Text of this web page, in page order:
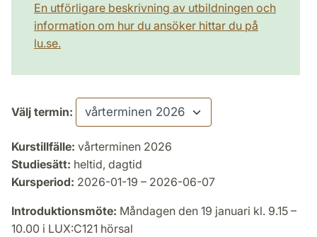
En utförligare beskrivning av utbildningen och
information om hur du ansöker hittar du på
lu.se.
Välj termin:
Kurstillfälle: vårterminen 2026
Studiesätt: heltid, dagtid
Kursperiod: 2026-01-19 – 2026-06-07
Introduktionsmöte: Måndagen den 19 januari kl. 9.15 –
10.00 i LUX:C121 hörsal